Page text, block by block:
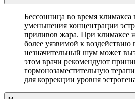
Бессонница во время климакса
уменьшения концентрации
приливов жара. При климаксе
более уязвимой к
незначительный шум может
этом врачи рекомендуют
гормонозаместительную
для коррекции уровня